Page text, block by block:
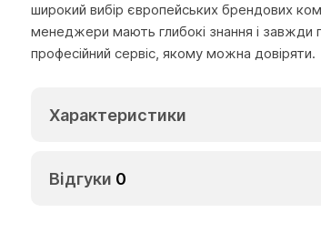
широкий вибір європейських брендових
менеджери мають глибокі знання і завжди
професійний сервіс, якому можна довіряти.
Характеристики
Відгуки 0